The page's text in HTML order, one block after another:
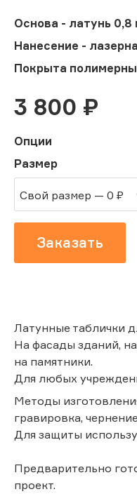
Основа - латунь 0,8
Нанесение -
Покрыта
3 800 ₽
Опции
Размер
Свой размер — 0 ₽
Заказать
Латунные таблички
На фасады зданий,
на памятники.
Для любых
Методы
гравировка,
Для защиты
Предварительно
проект.